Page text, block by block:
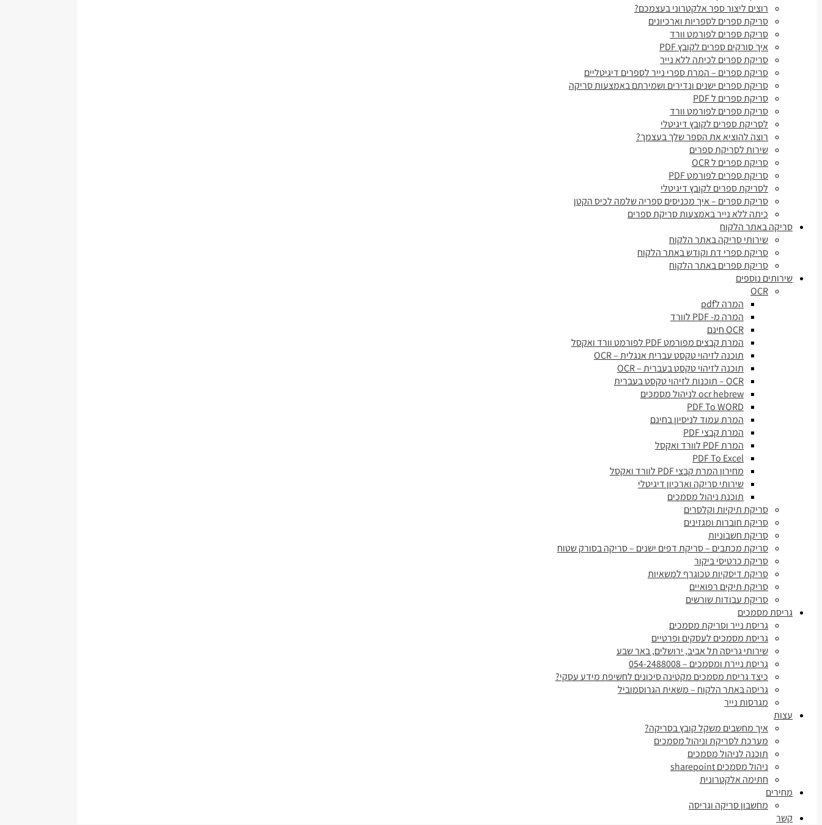
רוצים ליצור ספר אלקטרוני בעצמכם?
סריקת ספרים לספריות וארכיונים
סריקת ספרים לפורמט וורד
איך סורקים ספרים לקובץ PDF
סריקת ספרים לכיתה ללא נייר
סריקת ספרים – המרת ספרי נייר לספרים דיגיטליים
סריקת ספרים ישנים ונדירים ושמירתם באמצעות סריקה
סריקת ספרים ל PDF
סריקת ספרים לפורמט וורד
לסריקת ספרים לקובץ דיגיטלי
רוצה להוציא את הספר שלך בעצמך?
שירות לסריקת ספרים
סריקת ספרים ל OCR
סריקת ספרים לפורמט PDF
לסריקת ספרים לקובץ דיגיטלי
סריקת ספרים – איך מכניסים ספריה שלמה לכיס הקטן
כיתה ללא נייר באמצעות סריקת ספרים
סריקה באתר הלקוח
שירותי סריקה באתר הלקוח
סריקת ספרי דת וקודש באתר הלקוח
סריקת ספרים באתר הלקוח
שירותים נוספים
OCR
המרה לpdf
המרה מ- PDF לוורד
OCR חינם
המרת קבצים מפורמט PDF לפורמט וורד ואקסל
תוכנה לזיהוי טקסט עברית אנגלית – OCR
תוכנה לזיהוי טקסט בעברית – OCR
OCR – תוכנות לזיהוי טקסט בעברית
ocr hebrew לניהול מסמכים
PDF To WORD
המרת עמוד לניסיון בחינם
המרת קבצי PDF
המרת PDF לוורד ואקסל
PDF To Excel
מחירון המרת קבצי PDF לוורד ואקסל
שירותי סריקה וארכיון דיגיטלי
תוכנת ניהול מסמכים
סריקת תיקיות וקלסרים
סריקת חוברות ומגזינים
סריקת חשבוניות
סריקת מכתבים – סריקת דפים ישנים – סריקה בסורק שטוח
סריקת כרטיסי ביקור
סריקת דיסקיות טכוגרף למשאיות
סריקת תיקים רפואיים
סריקת עבודות שורשים
גריסת מסמכים
גריסת נייר וסריקת מסמכים
גריסת מסמכים לעסקים ופרטיים
שירותי גריסה תל אביב, ירושלים, באר שבע
גריסת ניירת ומסמכים – 054-2488008
כיצד גריסת מסמכים מקטינה סיכונים לחשיפת מידע עסקי?
גריסה באתר הלקוח – משאית הגרוסמוביל
מגרסות נייר
עצות
איך מחשבים משקל קובץ בסריקה?
מערכת לסריקת וניהול מסמכים
תוכנה לניהול מסמכים
ניהול מסמכים sharepoint
חתימה אלקטרונית
מחירים
מחשבון סריקה וגריסה
קשר